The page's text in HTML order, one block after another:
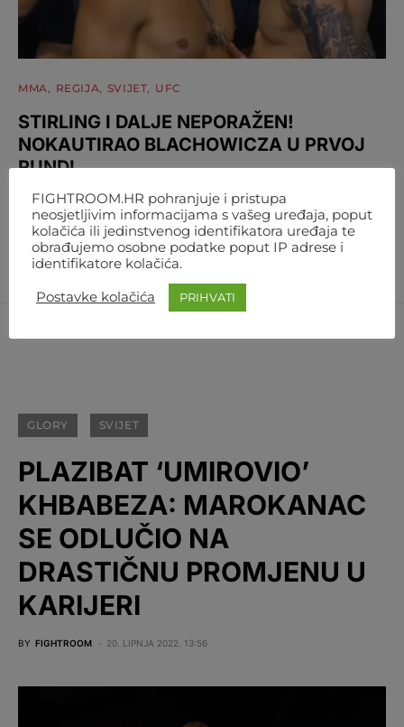
MMA REGIJA SVIJET UFC
STIRLING I DALJE NEPORAŽEN!
NOKAUTIRAO BLACHOWICZA U PRVOJ
RUNDI
Navajo Stirling je u beogradskoj areni pokazao da spada u
sam vrh poluteške kategorije. U prvoj rundi je…
AUTOR FIGHTROOM 1. KOLOVOZA 2026. 21:10
GLORY SVIJET
PLAZIBAT ‘UMIROVIO’
KHBABEZA: MAROKANAC
SE ODLUČIO NA
DRASTIČNU PROMJENU U
KARIJERI
BY FIGHTROOM 20. LIPNJA 2022. 13:56
FIGHTROOM.HR pohranjuje i pristupa
neosjetljivim informacijama s vašeg uređaja, poput
kolačića ili jedinstvenog identifikatora uređaja te
obrađujemo osobne podatke poput IP adrese i
identifikatore kolačića.
Postavke kolačića PRIHVATI